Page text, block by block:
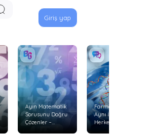
Giriş yap
Ayın Matematik
Sorusunu Doğru
Çözenler –
Farmakogenetik:
Aynı İlaç Neden
Herkeste Aynı